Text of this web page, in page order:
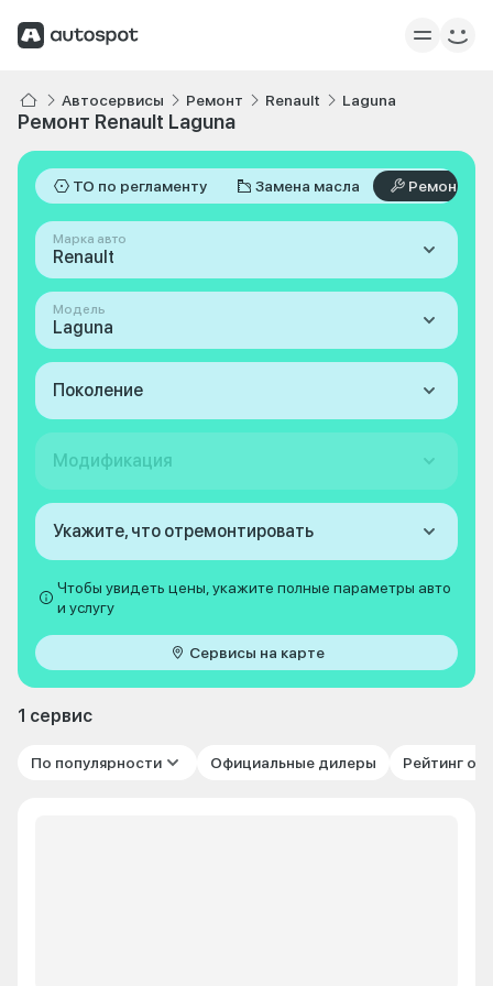
Автосервисы Ремонт Renault Laguna
Ремонт Renault Laguna
ТО по регламенту Замена масла Ремонт
Марка авто
Renault
Модель
Laguna
Поколение
Модификация
Укажите, что отремонтировать
Чтобы увидеть цены, укажите полные параметры авто
и услугу
Сервисы на карте
1 сервис
По популярности Официальные дилеры Рейтинг